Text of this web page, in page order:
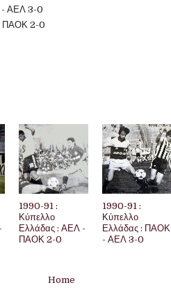
- ΑΕΛ 3-0
- ΠΑΟΚ 2-0
1990-91 :
Κύπελλο
Ελλάδας : ΑΕΛ -
ΠΑΟΚ 2-0
1990-91 :
Κύπελλο
Ελλάδας : ΠΑΟΚ
- ΑΕΛ 3-0
Home